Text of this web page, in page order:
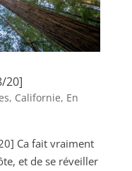
20]
, Californie, En
Ca fait vraiment
et de se réveiller